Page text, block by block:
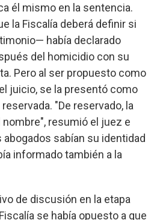
él mismo en la sentencia.
la Fiscalía deberá definir si
había declarado
del homicidio con su
Pero al ser propuesto como
juicio, se la presentó como
"De reservado, la
resumió el juez e
sabían su identidad
informado también a la
de discusión en la etapa
se había opuesto a que